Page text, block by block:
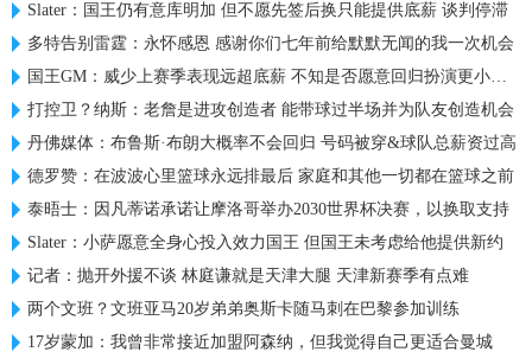
Slater：国王仍有意库明加 但不愿先签后换只能提供底薪 谈判停滞
多特告别雷霆：永怀感恩 感谢你们七年前给默默无闻的我一次机会
国王GM：威少上赛季表现远超底薪 不知是否愿意回归扮演更小角色
打控卫？纳斯：老詹是进攻创造者 能带球过半场并为队友创造机会
丹佛媒体：布鲁斯·布朗大概率不会回归 号码被穿&球队总薪资过高
德罗赞：在波波心里篮球永远排最后 家庭和其他一切都在篮球之前
泰晤士：因凡蒂诺承诺让摩洛哥举办2030世界杯决赛，以换取支持
Slater：小萨愿意全身心投入效力国王 但国王未考虑给他提供新约
记者：抛开外援不谈 林庭谦就是天津大腿 天津新赛季有点难
两个文班？文班亚马20岁弟弟奥斯卡随马刺在巴黎参加训练
17岁蒙加：我曾非常接近加盟阿森纳，但我觉得自己更适合曼城